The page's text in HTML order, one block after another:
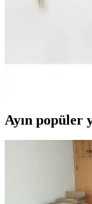
Şık tasarımı ve
Ayın popüler